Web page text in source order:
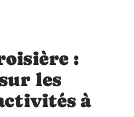
:
les
à